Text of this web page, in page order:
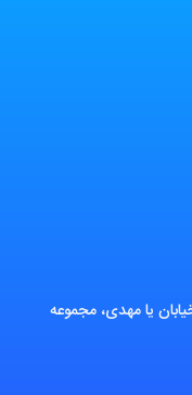
یا مهدی، مجموعه